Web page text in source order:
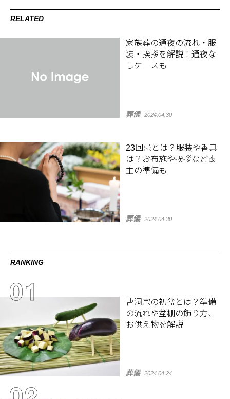
RELATED
家族葬の通夜の流れ・服
装・挨拶を解説！通夜な
しケースも
葬儀 2024.04.30
23回忌とは？服装や香典
は？お布施や挨拶など喪
主の準備も
葬儀 2024.04.30
RANKING
曹洞宗の初盆とは？準備
の流れや盆棚の飾り方、
お供え物を解説
葬儀 2024.04.24